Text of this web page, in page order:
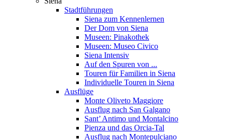
Stadtführungen
Siena zum Kennenlernen
Der Dom von Siena
Museen: Pinakothek
Museen: Museo Civico
Siena Intensiv
Auf den Spuren von ...
Touren für Familien in Siena
Individuelle Touren in Siena
Ausflüge
Monte Oliveto Maggiore
Ausflug nach San Galgano
Sant’ Antimo und Montalcino
Pienza und das Orcia-Tal
Ausflug nach Montepulciano